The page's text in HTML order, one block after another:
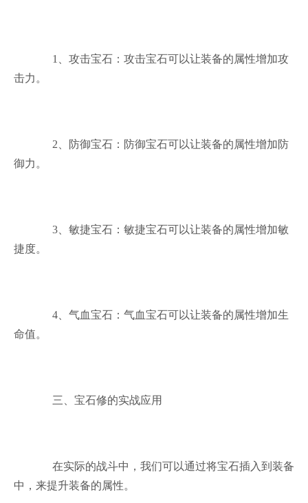
1、攻击宝石：攻击宝石可以让装备的属性增加攻
击力。
2、防御宝石：防御宝石可以让装备的属性增加防
御力。
3、敏捷宝石：敏捷宝石可以让装备的属性增加敏
捷度。
4、气血宝石：气血宝石可以让装备的属性增加生
命值。
三、宝石修的实战应用
在实际的战斗中，我们可以通过将宝石插入到装备
中，来提升装备的属性。